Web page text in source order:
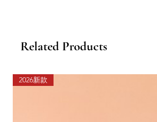
Related Products
2026新款